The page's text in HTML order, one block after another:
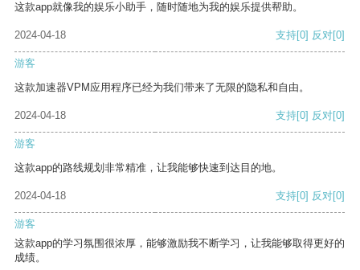
这款app就像我的娱乐小助手，随时随地为我的娱乐提供帮助。
2024-04-18 支持[0] 反对[0]
游客
这款加速器VPM应用程序已经为我们带来了无限的隐私和自由。
2024-04-18 支持[0] 反对[0]
游客
这款app的路线规划非常精准，让我能够快速到达目的地。
2024-04-18 支持[0] 反对[0]
游客
这款app的学习氛围很浓厚，能够激励我不断学习，让我能够取得更好的
成绩。